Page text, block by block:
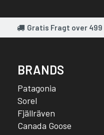
Gratis Fragt over 499
BRANDS
Patagonia
Sorel
Fjällräven
Canada Goose